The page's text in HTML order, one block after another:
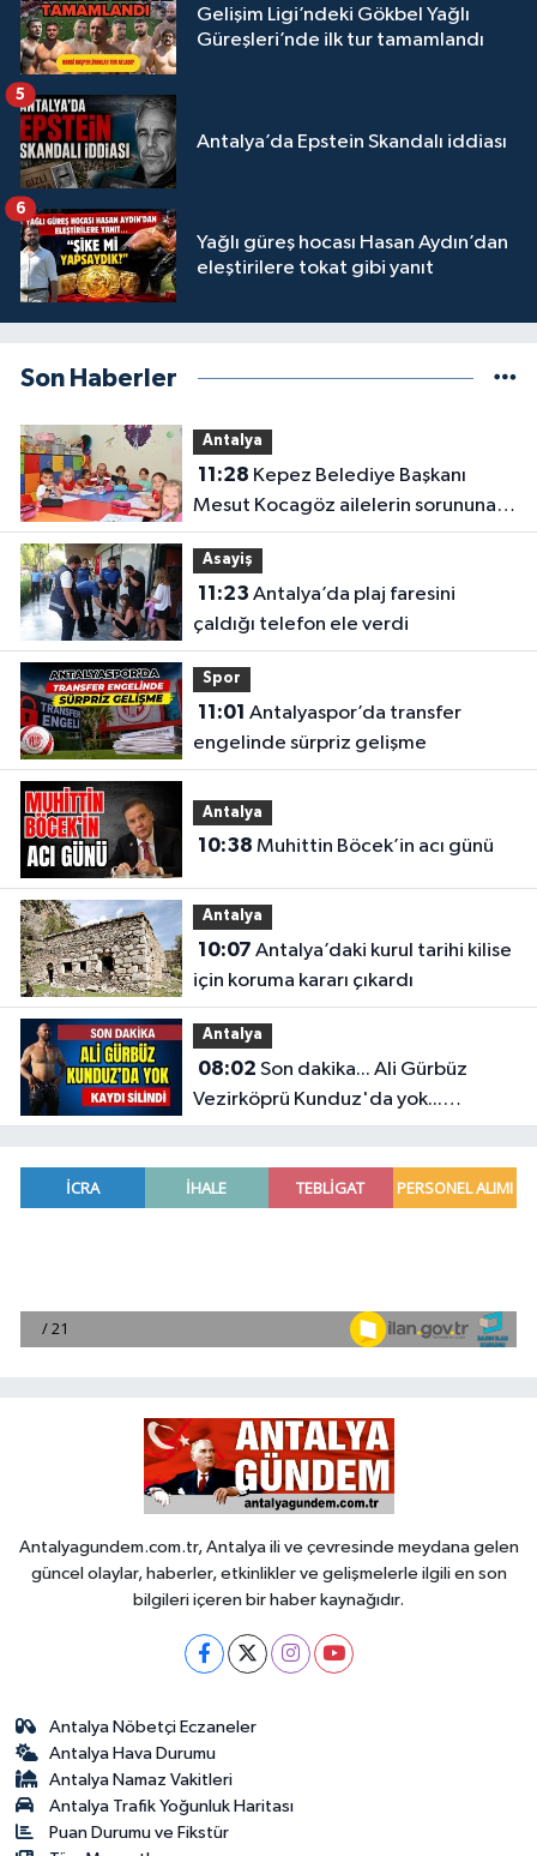
Gelişim Ligi’ndeki Gökbel Yağlı
Güreşleri’nde ilk tur tamamlandı
Antalya’da Epstein Skandalı iddiası
5
Yağlı güreş hocası Hasan Aydın’dan
eleştirilere tokat gibi yanıt
6
Son Haberler
Antalya
11:28
Mesut Kocagöz ailelerin sorununa
çözüm arıyor
Asayiş
11:23
çaldığı telefon ele verdi
Spor
11:01
engelinde sürpriz gelişme
Antalya
10:38 Muhittin Böcek’in acı günü
Antalya
10:07
için koruma kararı çıkardı
Antalya
08:02
Vezirköprü Kunduz'da yok...
Antalyalı başpehlivanın ismi
Antalyagundem.com.tr, Antalya ili ve çevresinde meydana gelen
güncel olaylar, haberler, etkinlikler ve gelişmelerle ilgili en son
bilgileri içeren bir haber kaynağıdır.
Antalya Nöbetçi Eczaneler
Antalya Hava Durumu
Antalya Namaz Vakitleri
Antalya Trafik Yoğunluk Haritası
Puan Durumu ve Fikstür